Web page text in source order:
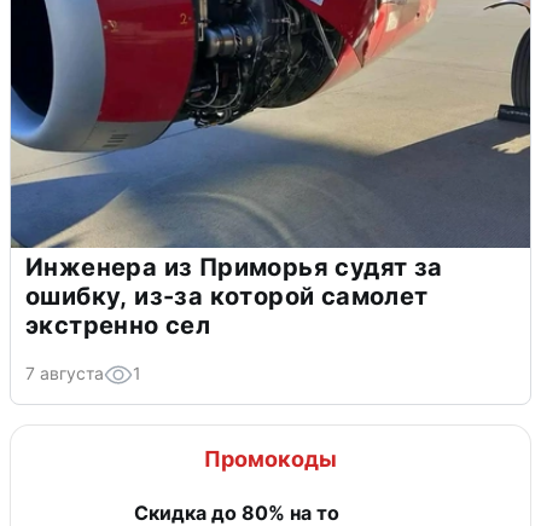
Инженера из Приморья судят за
ошибку, из-за которой самолет
экстренно сел
7 августа 1
Промокоды
Скидка до 80% на то